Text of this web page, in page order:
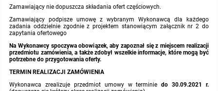
Audyt
Zamawiający nie dopuszcza składania ofert częściowych.
Zamawiający podpisze umowę z wybranym Wykonawcą dla każdego
zadania oddzielnie zgodnie z projektem stanowiącym załącznik nr 2 do
zapytania ofertowego
Na Wykonawcy spoczywa obowiązek, aby zapoznał się z miejscem realizacji
przedmiotu zamówienia, a także zdobył wszelkie informacje, które mogą być
potrzebne do przygotowania oferty.
TERMIN REALIZACJI ZAMÓWIENIA
Wykonawca zrealizuje przedmiot umowy w terminiedo 30.09.2021 r.